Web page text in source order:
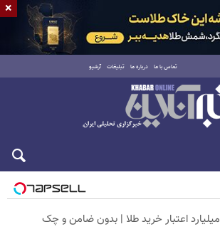
تماس با ما درباره ما تبلیغات آرشیو
جمعه ۱۶ مرداد ۱۴۰۵
×